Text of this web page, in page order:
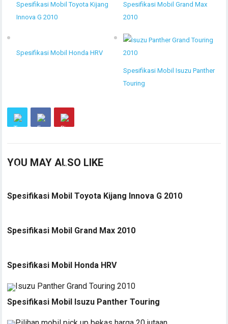
Spesifikasi Mobil Toyota Kijang
Innova G 2010
Spesifikasi Mobil Grand Max
2010
Spesifikasi Mobil Honda HRV
Spesifikasi Mobil Isuzu Panther
Touring
YOU MAY ALSO LIKE
Spesifikasi Mobil Toyota Kijang Innova G 2010
Spesifikasi Mobil Grand Max 2010
Spesifikasi Mobil Honda HRV
Spesifikasi Mobil Isuzu Panther Touring